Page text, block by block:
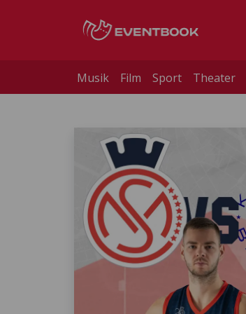
Musik Film Sport Theater